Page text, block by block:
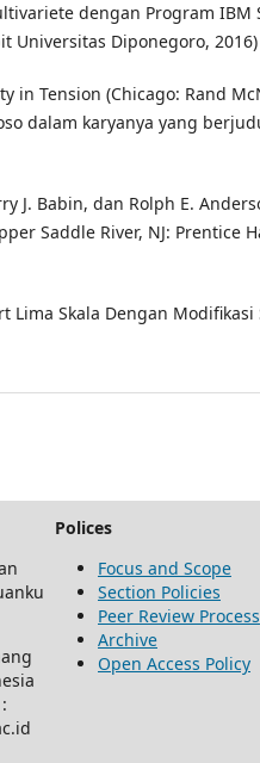
dengan Program IBM
Universitas Diponegoro, 2016)
in Tension (Chicago: Rand
dalam karyanya yang
J. Babin, dan Rolph E.
Saddle River, NJ: Prentice
Lima Skala Dengan Modifikasi
Polices
Focus and Scope
Section Policies
Peer Review Process
Archive
Open Access Policy